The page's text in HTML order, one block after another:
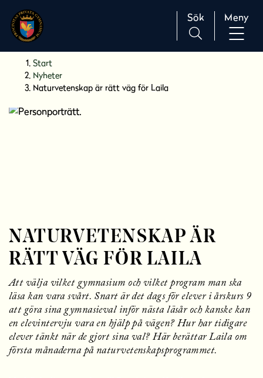
Huvudnavigation
Sök Meny
Start
Nyheter
Naturvetenskap är rätt väg för Laila
NATURVETENSKAP ÄR
RÄTT VÄG FÖR LAILA
Att välja vilket gymnasium och vilket program man ska
läsa kan vara svårt. Snart är det dags för elever i årskurs 9
att göra sina gymnasieval inför nästa läsår och kanske kan
en elevintervju vara en hjälp på vägen? Hur har tidigare
elever tänkt när de gjort sina val? Här berättar Laila om
första månaderna på naturvetenskapsprogrammet.